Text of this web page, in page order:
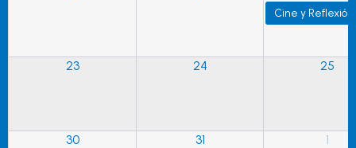
Cine y
23 24 25
30 31 1